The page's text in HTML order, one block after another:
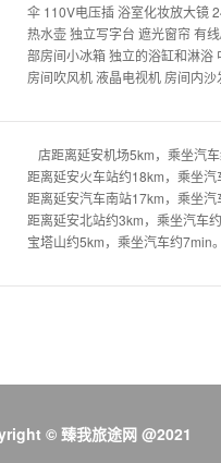
伞 110V电压插 浴室化妆放大镜
热水壶 独立写字台 遮光窗帘 有
部房间小冰箱 独立的浴缸和淋浴
房间吹风机 液晶电视机 房间内沙
店距离延安机场5km，乘坐汽车
距离延安火车站约18km，乘坐汽
距离延安汽车南站17km，乘坐汽
距离延安北站约3km，乘坐汽车
宝塔山约5km，乘坐汽车约7min。
© 臻我旅途网 @2021